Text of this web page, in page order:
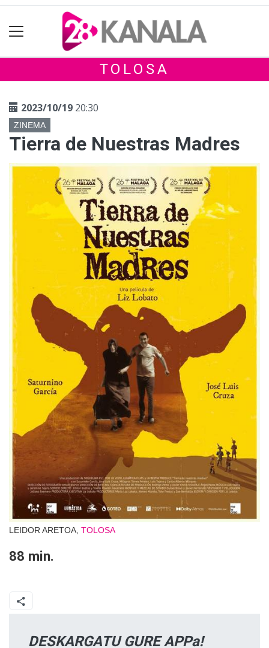
TOLOSA
2023/10/19 20:30
ZINEMA
Tierra de Nuestras Madres
LEIDOR ARETOA, TOLOSA
88 min.
DESKARGATU GURE APPa!